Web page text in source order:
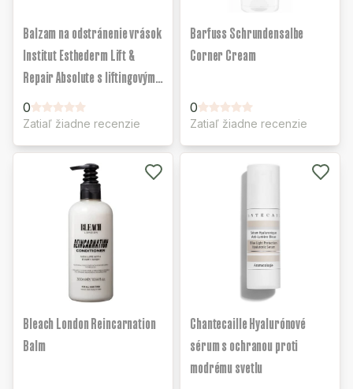
Balzam na odstránenie vrások
Institut Esthederm Lift &
Repair Absolute s liftingovým
účinkom
0
Zatiaľ žiadne recenzie
Barfuss Schrundensalbe
Corner Cream
0
Zatiaľ žiadne recenzie
Bleach London Reincarnation
Balm
Chantecaille Hyalurónové
sérum s ochranou proti
modrému svetlu